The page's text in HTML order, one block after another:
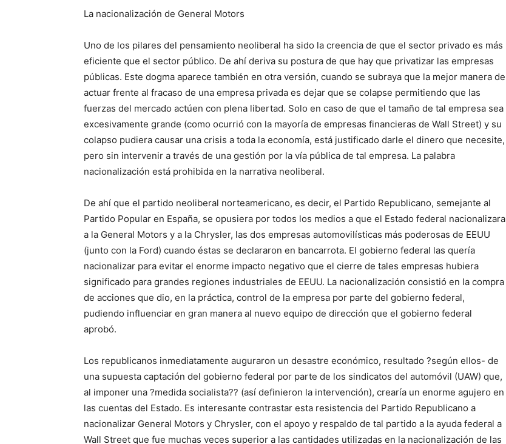
La nacionalización de General Motors
Uno de los pilares del pensamiento neoliberal ha sido la creencia de que el sector privado es más
eficiente que el sector público. De ahí deriva su postura de que hay que privatizar las empresas
públicas. Este dogma aparece también en otra versión, cuando se subraya que la mejor manera de
actuar frente al fracaso de una empresa privada es dejar que se colapse permitiendo que las
fuerzas del mercado actúen con plena libertad. Solo en caso de que el tamaño de tal empresa sea
excesivamente grande (como ocurrió con la mayoría de empresas financieras de Wall Street) y su
colapso pudiera causar una crisis a toda la economía, está justificado darle el dinero que necesite,
pero sin intervenir a través de una gestión por la vía pública de tal empresa. La palabra
nacionalización está prohibida en la narrativa neoliberal.
De ahí que el partido neoliberal norteamericano, es decir, el Partido Republicano, semejante al
Partido Popular en España, se opusiera por todos los medios a que el Estado federal nacionalizara
a la General Motors y a la Chrysler, las dos empresas automovilísticas más poderosas de EEUU
(junto con la Ford) cuando éstas se declararon en bancarrota. El gobierno federal las quería
nacionalizar para evitar el enorme impacto negativo que el cierre de tales empresas hubiera
significado para grandes regiones industriales de EEUU. La nacionalización consistió en la compra
de acciones que dio, en la práctica, control de la empresa por parte del gobierno federal,
pudiendo influenciar en gran manera al nuevo equipo de dirección que el gobierno federal
aprobó.
Los republicanos inmediatamente auguraron un desastre económico, resultado ?según ellos- de
una supuesta captación del gobierno federal por parte de los sindicatos del automóvil (UAW) que,
al imponer una ?medida socialista?? (así definieron la intervención), crearía un enorme agujero en
las cuentas del Estado. Es interesante contrastar esta resistencia del Partido Republicano a
nacionalizar General Motors y Chrysler, con el apoyo y respaldo de tal partido a la ayuda federal a
Wall Street que fue muchas veces superior a las cantidades utilizadas en la nacionalización de las